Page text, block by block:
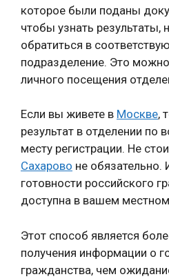
которое были поданы
чтобы узнать результаты,
обратиться в
подразделение. Это
личного посещения
Если вы живете в Москве,
результат в отделении по
месту регистрации. Не
Сахарово не
готовности российского
доступна в вашем
Этот способ является
получения информации о
гражданства, чем